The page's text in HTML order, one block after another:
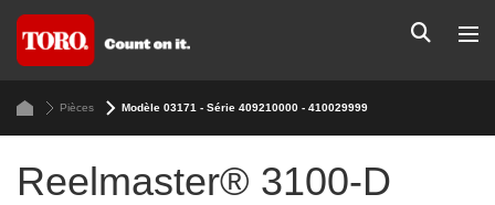
Pièces Modèle 03171 - Série 409210000 - 410029999
Reelmaster® 3100-D